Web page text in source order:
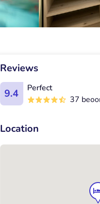
Reviews
9.4
Perfect
37
Location